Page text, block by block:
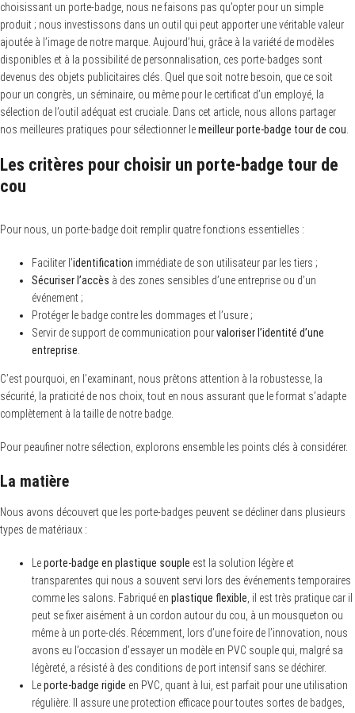
choisissant un porte-badge, nous ne faisons pas qu’opter pour un simple
produit ; nous investissons dans un outil qui peut apporter une véritable valeur
ajoutée à l’image de notre marque. Aujourd’hui, grâce à la variété de modèles
disponibles et à la possibilité de personnalisation, ces porte-badges sont
devenus des objets publicitaires clés. Quel que soit notre besoin, que ce soit
pour un congrès, un séminaire, ou même pour le certificat d’un employé, la
sélection de l’outil adéquat est cruciale. Dans cet article, nous allons partager
nos meilleures pratiques pour sélectionner lemeilleur porte-badge tour de cou
Les critères pour choisir un porte-badge tour de
cou
Pour nous, un porte-badge doit remplir quatre fonctions essentielles :
Faciliter l’identification immédiate de son utilisateur par les tiers ;
Sécuriser l’accès à des zones sensibles d’une entreprise ou d’un
événement ;
Protéger le badge contre les dommages et l’usure ;
Servir de support de communication pourvaloriser l’identité d’une
entreprise
C’est pourquoi, en l’examinant, nous prêtons attention à la robustesse, la
sécurité, la praticité de nos choix, tout en nous assurant que le format s’adapte
complètement à la taille de notre badge.
Pour peaufiner notre sélection, explorons ensemble les points clés à considérer.
La matière
Nous avons découvert que les porte-badges peuvent se décliner dans plusieurs
types de matériaux :
Leporte-badge en plastique souple est la solution légère et
transparentes qui nous a souvent servi lors des événements temporaires
comme les salons. Fabriqué en plastique flexible , il est très pratique car il
peut se fixer aisément à un cordon autour du cou, à un mousqueton ou
même à un porte-clés. Récemment, lors d’une foire de l’innovation, nous
avons eu l’occasion d’essayer un modèle en PVC souple qui, malgré sa
légèreté, a résisté à des conditions de port intensif sans se déchirer.
Leporte-badge rigide en PVC, quant à lui, est parfait pour une utilisation
régulière. Il assure une protection efficace pour toutes sortes de badges,
a
r
h
f
o